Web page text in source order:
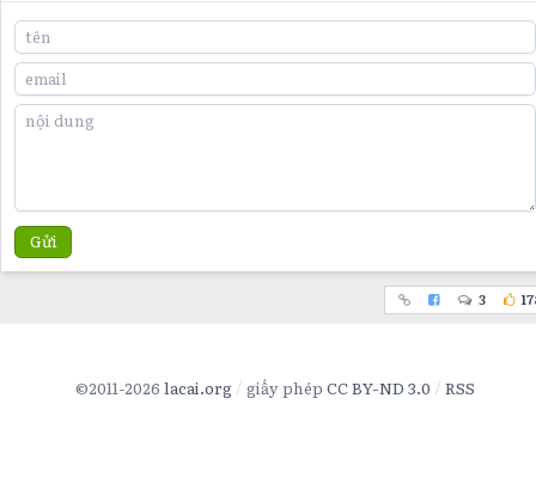
Gửi
3
©2011-2026 lacai.org giấy phép CC BY-ND 3.0 RSS